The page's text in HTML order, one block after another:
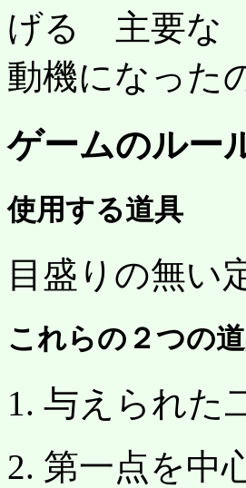
げる 主要な
動機になった
ゲームのルー
使用する道具
目盛りの無い
これらの２つの
1. 与えられた
2. 第一点を中